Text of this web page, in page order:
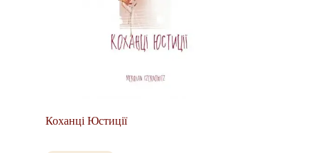
Коханці Юстиції